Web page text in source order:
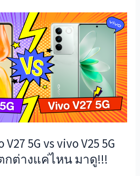
5G vs vivo V25 5G
กต่างแค่ไหน มาดู!!!